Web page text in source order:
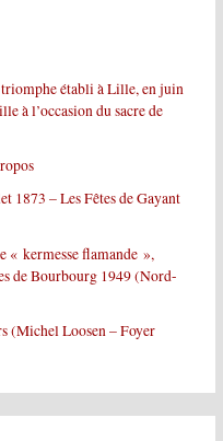
établi à Lille, en juin
à l’occasion du sacre de
1873 – Les Fêtes de Gayant
« kermesse flamande »,
de Bourbourg 1949 (Nord-
(Michel Loosen – Foyer